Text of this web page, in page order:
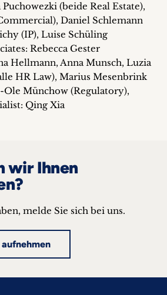
(beide Real Estate),
Daniel Schlemann
(IP), Luise Schüling
Rebecca Gester
Hellmann, Anna Munsch, Luzia
HR Law), Marius Mesenbrink
Ole Münchow (Regulatory),
Qing Xia
wir Ihnen
melde Sie sich bei uns.